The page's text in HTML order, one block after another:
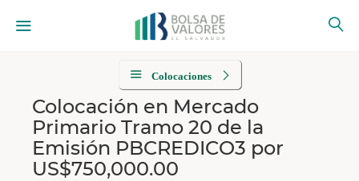
Colocaciones
Colocación en Mercado
Primario Tramo 20 de la
Emisión PBCREDICO3 por
US$750,000.00